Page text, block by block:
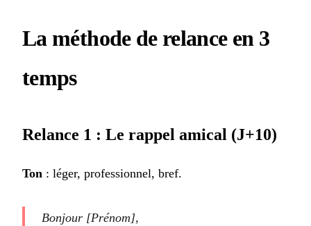
La méthode de relance en 3
temps
Relance 1 : Le rappel amical (J+10)
Ton : léger, professionnel, bref.
Bonjour [Prénom],